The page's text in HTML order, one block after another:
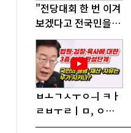
"전당대회 한 번 이겨
보겠다고 전국민을
'지옥문'으로 밀어!"
ㅂㅗㄱㅅㅜㅇㅢ ㅋㅏ
ㄹㅂㅜㄹㅣㅁ, ㅇㅙ
ㄱㅜㄱㅁㅣㄴㄷㅡㄹ